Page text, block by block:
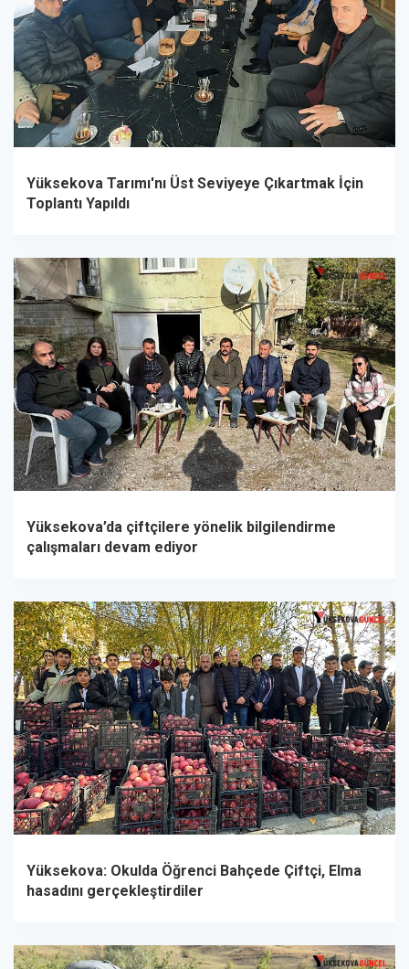
Yüksekova Tarımı'nı Üst Seviyeye Çıkartmak İçin
Toplantı Yapıldı
Yüksekova’da çiftçilere yönelik bilgilendirme
çalışmaları devam ediyor
Yüksekova: Okulda Öğrenci Bahçede Çiftçi, Elma
hasadını gerçekleştirdiler